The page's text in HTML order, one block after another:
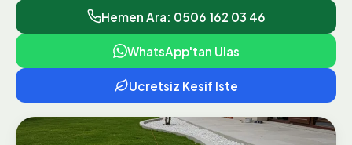
Hemen Ara: 0506 162 03 46
WhatsApp'tan Ulas
Ucretsiz Kesif Iste